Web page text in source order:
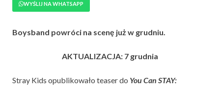
WYŚLIJ NA WHATSAPP
Boysband powróci na scenę już w grudniu.
AKTUALIZACJA: 7 grudnia
Stray Kids opublikowało teaser do You Can STAY: